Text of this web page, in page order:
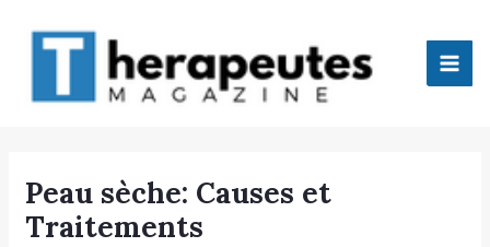
Peau sèche: Causes et
Traitements